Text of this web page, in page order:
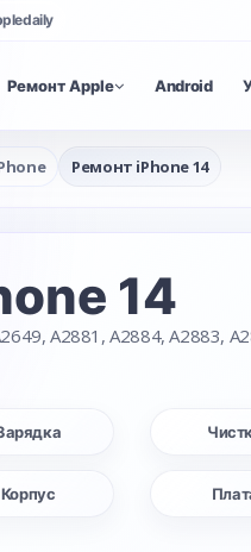
Ремонт Apple Android
Ремонт iPhone 14
14
A2881, A2884, A2883,
Корпус